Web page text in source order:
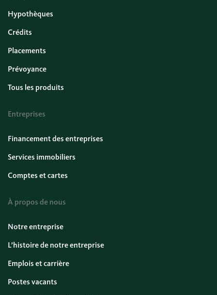
Hypothèques
Crédits
Placements
Prévoyance
Tous les produits
Entreprises
Financement des entreprises
Services immobiliers
Comptes et cartes
À propos de nous
Notre entreprise
L’histoire de notre entreprise
Emplois et carrière
Postes vacants